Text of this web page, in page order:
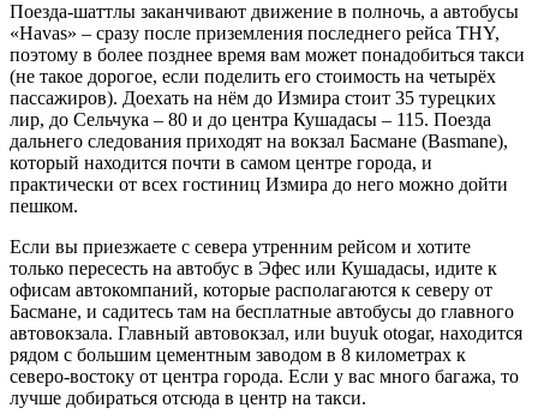
Поезда-шаттлы заканчивают движение в полночь, а автобусы
«Havas» – сразу после приземления последнего рейса THY,
поэтому в более позднее время вам может понадобиться такси
(не такое дорогое, если поделить его стоимость на четырёх
пассажиров). Доехать на нём до Измира стоит 35 турецких
лир, до Сельчука – 80 и до центра Кушадасы – 115. Поезда
дальнего следования приходят на вокзал Басмане (Basmane),
который находится почти в самом центре города, и
практически от всех гостиниц Измира до него можно дойти
пешком.
Если вы приезжаете с севера утренним рейсом и хотите
только пересесть на автобус в Эфес или Кушадасы, идите к
офисам автокомпаний, которые располагаются к северу от
Басмане, и садитесь там на бесплатные автобусы до главного
автовокзала. Главный автовокзал, или buyuk otogar, находится
рядом с большим цементным заводом в 8 километрах к
северо-востоку от центра города. Если у вас много багажа, то
лучше добираться отсюда в центр на такси.